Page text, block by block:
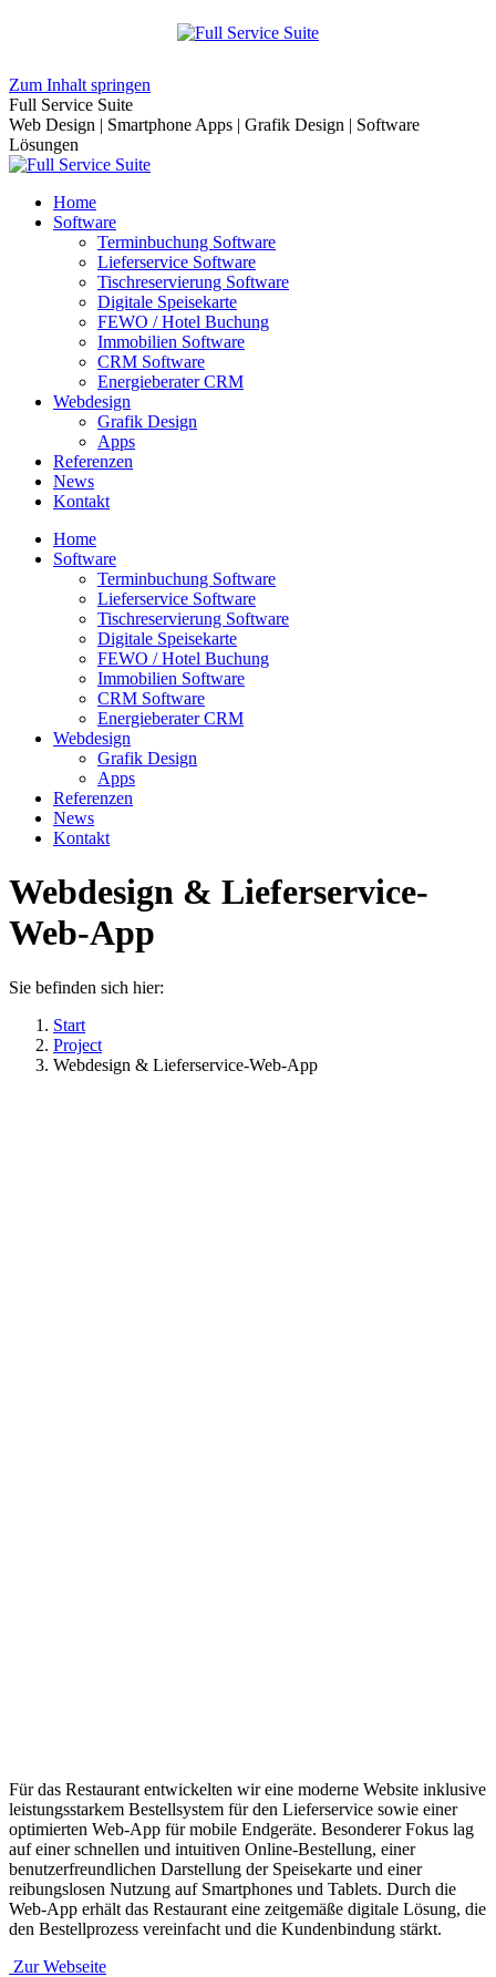
Zum Inhalt springen
Full Service Suite
Web Design | Smartphone Apps | Grafik Design | Software
Lösungen
Home
Software
Terminbuchung Software
Lieferservice Software
Tischreservierung Software
Digitale Speisekarte
FEWO / Hotel Buchung
Immobilien Software
CRM Software
Energieberater CRM
Webdesign
Grafik Design
Apps
Referenzen
News
Kontakt
Home
Software
Terminbuchung Software
Lieferservice Software
Tischreservierung Software
Digitale Speisekarte
FEWO / Hotel Buchung
Immobilien Software
CRM Software
Energieberater CRM
Webdesign
Grafik Design
Apps
Referenzen
News
Kontakt
Webdesign & Lieferservice-
Web-App
Sie befinden sich hier:
Start
Project
Webdesign & Lieferservice-Web-App
Für das Restaurant entwickelten wir eine moderne Website inklusive
leistungsstarkem Bestellsystem für den Lieferservice sowie einer
optimierten Web-App für mobile Endgeräte. Besonderer Fokus lag
auf einer schnellen und intuitiven Online-Bestellung, einer
benutzerfreundlichen Darstellung der Speisekarte und einer
reibungslosen Nutzung auf Smartphones und Tablets. Durch die
Web-App erhält das Restaurant eine zeitgemäße digitale Lösung, die
den Bestellprozess vereinfacht und die Kundenbindung stärkt.
Zur Webseite